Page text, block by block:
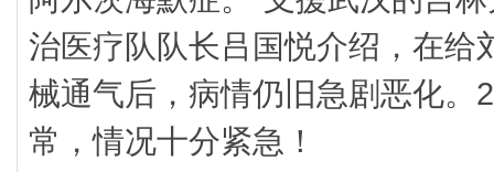
治医疗队队长吕国悦介绍，在给
械通气后，病情仍旧急剧恶化。
常，情况十分紧急！